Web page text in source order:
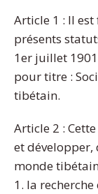
Article 1 : Il
présents
1er juillet
pour titre :
tibétain.
Article 2 :
et développer,
monde
1. la